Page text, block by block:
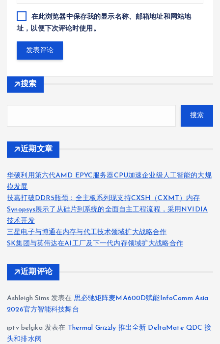
在此浏览器中保存我的显示名称、邮箱地址和网站地
址，以便下次评论时使用。
搜索
搜索
近期文章
华硕利用第六代AMD EPYC服务器CPU加速企业级人工智能的大规
模发展
技嘉打破DDR5瓶颈：全主板系列现支持CXSH（CXMT）内存
Synopsys展示了从硅片到系统的全面自主工程流程，采用NVIDIA
技术开发
三星电子与博通在内存与代工技术领域扩大战略合作
SK集团与英伟达在AI工厂及下一代内存领域扩大战略合作
近期评论
Ashleigh Sims发表在 思必驰矩阵麦MA600D赋能InfoComm Asia
2026官方智能科技舞台
iptv belçika 发表在 Thermal Grizzly 推出全新 DeltaMate QDC 接
头和排水阀